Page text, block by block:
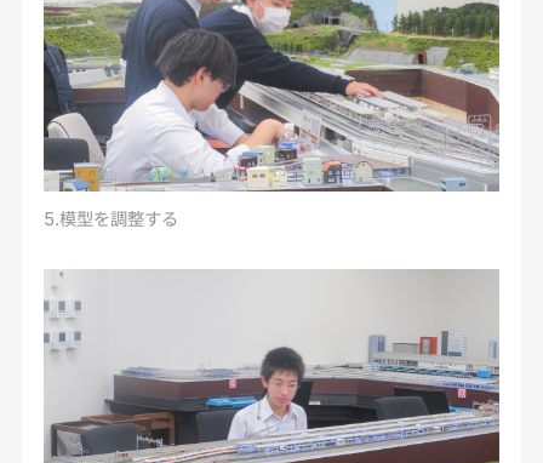
5.模型を調整する